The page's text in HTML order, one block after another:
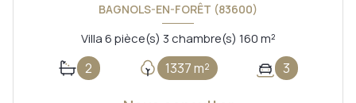
BAGNOLS-EN-FORÊT (83600)
Villa 6 pièce(s) 3 chambre(s) 160 m²
2 1337 m² 3